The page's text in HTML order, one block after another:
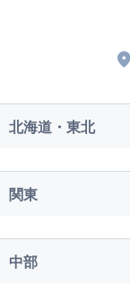
北海道・東北
関東
中部